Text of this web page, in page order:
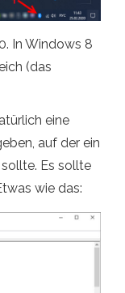
In Windows 8
(das
eine
auf der ein
Es sollte
wie das: